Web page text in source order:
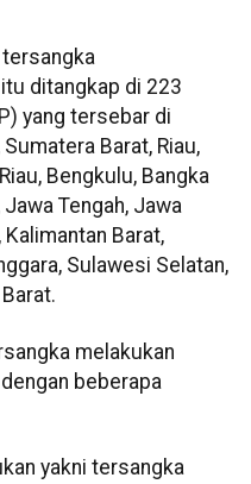
ditangkap di 223
yang tersebar di
Barat, Riau,
Bengkulu, Bangka
Tengah, Jawa
Kalimantan Barat,
Sulawesi Selatan,
melakukan
beberapa
yakni tersangka